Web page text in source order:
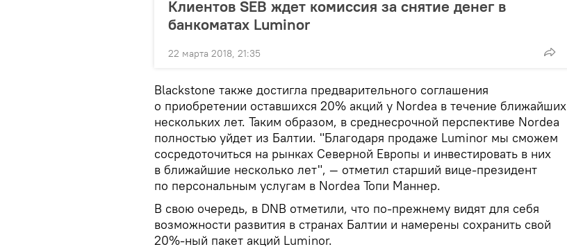
Клиентов SEB ждет комиссия за снятие денег в
банкоматах Luminor
22 марта 2018, 21:35
Blackstone также достигла предварительного соглашения
о приобретении оставшихся 20% акций у Nordea в течение ближайших
нескольких лет. Таким образом, в среднесрочной перспективе Nordea
полностью уйдет из Балтии. "Благодаря продаже Luminor мы сможем
сосредоточиться на рынках Северной Европы и инвестировать в них
в ближайшие несколько лет", — отметил старший вице-президент
по персональным услугам в Nordea Топи Маннер.
В свою очередь, в DNB отметили, что по-прежнему видят для себя
возможности развития в странах Балтии и намерены сохранить свой
20%-ный пакет акций Luminor.